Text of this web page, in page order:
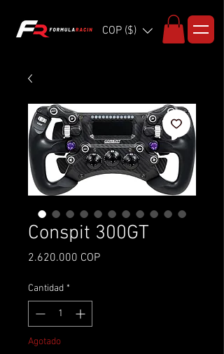
COP ($)
Conspit 300GT
2.620.000 COPPrecio
Cantidad *
Agotado